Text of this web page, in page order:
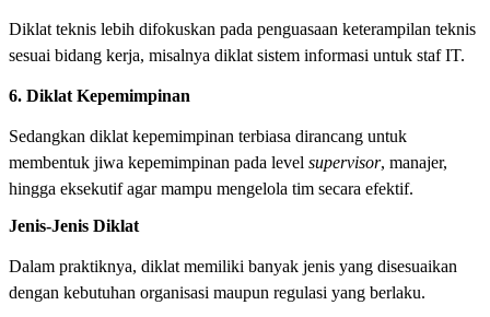
Diklat teknis lebih difokuskan pada penguasaan keterampilan teknis
sesuai bidang kerja, misalnya diklat sistem informasi untuk staf IT.
6. Diklat Kepemimpinan
Sedangkan diklat kepemimpinan terbiasa dirancang untuk
membentuk jiwa kepemimpinan pada level supervisor, manajer,
hingga eksekutif agar mampu mengelola tim secara efektif.
Jenis-Jenis Diklat
Dalam praktiknya, diklat memiliki banyak jenis yang disesuaikan
dengan kebutuhan organisasi maupun regulasi yang berlaku.